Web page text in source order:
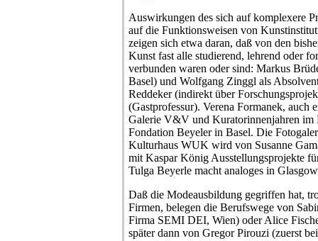
Auswirkungen des sich auf komplexere
auf die Funktionsweisen von
zeigen sich etwa daran, daß von den
Kunst fast alle studierend, lehrend oder
verbunden waren oder sind: Markus
Basel) und Wolfgang Zinggl als
Reddeker (indirekt über
(Gastprofessur). Verena Formanek, auch
Galerie V&V und Kuratorinnenjahren
Fondation Beyeler in Basel. Die
Kulturhaus WUK wird von Susanne
mit Kaspar König Ausstellungsprojekte
Tulga Beyerle macht analoges in
Daß die Modeausbildung gegriffen hat,
Firmen, belegen die Berufswege von
Firma SEMI DEI, Wien) oder Alice
später dann von Gregor Pirouzi (zuerst